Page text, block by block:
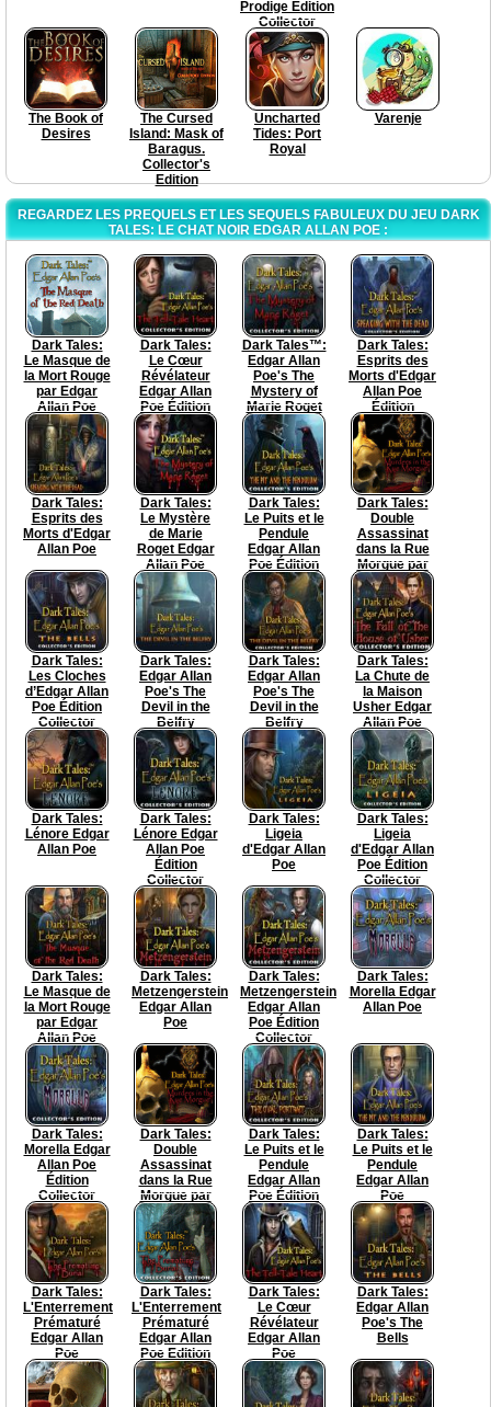
Prodige Edition
Collector
The Book of
Desires
The Cursed
Island: Mask of
Baragus.
Collector's
Edition
Uncharted
Tides: Port
Royal
Varenje
REGARDEZ LES PREQUELS ET LES SEQUELS FABULEUX DU JEU DARK
TALES: LE CHAT NOIR EDGAR ALLAN POE :
Dark Tales:
Le Masque de
la Mort Rouge
par Edgar
Allan Poe
Edition
Collector
Dark Tales:
Le Cœur
Révélateur
Edgar Allan
Poe Édition
Collector
Dark Tales™:
Edgar Allan
Poe's The
Mystery of
Marie Roget
Collector's
Edition
Dark Tales:
Esprits des
Morts d'Edgar
Allan Poe
Édition
Collector
Dark Tales:
Esprits des
Morts d'Edgar
Allan Poe
Dark Tales:
Le Mystère
de Marie
Roget Edgar
Allan Poe
Dark Tales:
Le Puits et le
Pendule
Edgar Allan
Poe Édition
Collector
Dark Tales:
Double
Assassinat
dans la Rue
Morgue par
Edgar Allan
Poe Edition
Collector
Dark Tales:
Les Cloches
d’Edgar Allan
Poe Édition
Collector
Dark Tales:
Edgar Allan
Poe's The
Devil in the
Belfry
Dark Tales:
Edgar Allan
Poe's The
Devil in the
Belfry
Collector's
Edition
Dark Tales:
La Chute de
la Maison
Usher Edgar
Allan Poe
Edition
Collector
Dark Tales:
Lénore Edgar
Allan Poe
Dark Tales:
Lénore Edgar
Allan Poe
Édition
Collector
Dark Tales:
Ligeia
d'Edgar Allan
Poe
Dark Tales:
Ligeia
d'Edgar Allan
Poe Édition
Collector
Dark Tales:
Le Masque de
la Mort Rouge
par Edgar
Allan Poe
Dark Tales:
Metzengerstein
Edgar Allan
Poe
Dark Tales:
Metzengerstein
Edgar Allan
Poe Édition
Collector
Dark Tales:
Morella Edgar
Allan Poe
Dark Tales:
Morella Edgar
Allan Poe
Édition
Collector
Dark Tales:
Double
Assassinat
dans la Rue
Morgue par
Edgar Allan
Poe
Dark Tales:
Le Puits et le
Pendule
Edgar Allan
Poe Édition
Collector
Dark Tales:
Le Puits et le
Pendule
Edgar Allan
Poe
Dark Tales:
L'Enterrement
Prématuré
Edgar Allan
Poe
Dark Tales:
L'Enterrement
Prématuré
Edgar Allan
Poe Edition
Collector
Dark Tales:
Le Cœur
Révélateur
Edgar Allan
Poe
Dark Tales:
Edgar Allan
Poe's The
Bells